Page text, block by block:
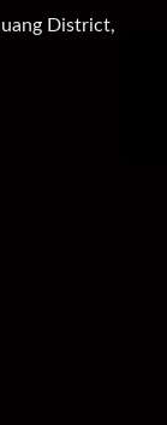
District,